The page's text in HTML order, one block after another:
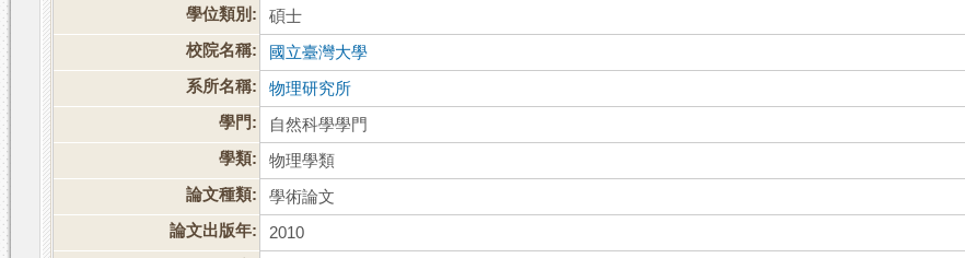
學位類別:
碩士
校院名稱:
國立臺灣大學
系所名稱:
物理研究所
學門:
自然科學學門
學類:
物理學類
論文種類:
學術論文
論文出版年:
2010